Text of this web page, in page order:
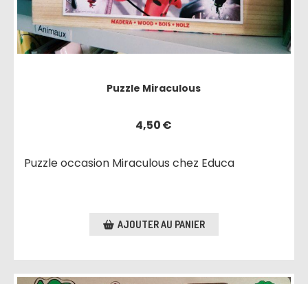
Puzzle Miraculous
4,50€
Puzzle occasion Miraculous chez Educa
AJOUTER AU PANIER